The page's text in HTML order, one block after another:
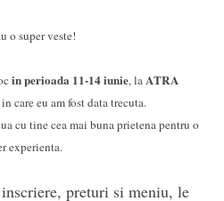
o super veste!
in perioada 11-14 iunie, la ATRA
care eu am fost data trecuta.
cu tine cea mai buna prietena pentru o
experienta.
preturi si meniu, le